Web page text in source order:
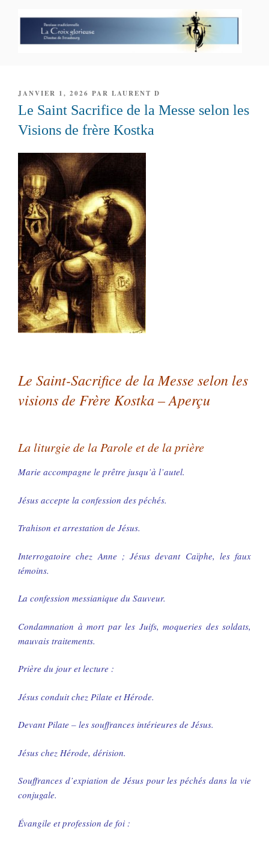
PUBLIÉ
LE
JANVIER 1, 2026 PAR LAURENT D
Le Saint Sacrifice de la Messe selon les
Visions de frère Kostka
Le Saint-Sacrifice de la Messe selon les
visions de Frère Kostka – Aperçu
La liturgie de la Parole et de la prière
Marie accompagne le prêtre jusqu’à l’autel.
Jésus accepte la confession des péchés.
Trahison et arrestation de Jésus.
Interrogatoire chez Anne ; Jésus devant Caïphe, les faux
témoins.
La confession messianique du Sauveur.
Condamnation à mort par les Juifs, moqueries des soldats,
mauvais traitements.
Prière du jour et lecture :
Jésus conduit chez Pilate et Hérode.
Devant Pilate – les souffrances intérieures de Jésus.
Jésus chez Hérode, dérision.
Souffrances d’expiation de Jésus pour les péchés dans la vie
conjugale.
Évangile et profession de foi :